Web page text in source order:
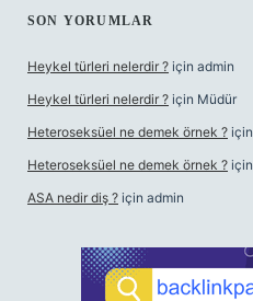
SON YORUMLAR
Heykel türleri nelerdir ? için admin
Heykel türleri nelerdir ? için Müdür
Heteroseksüel ne demek örnek ? için
Heteroseksüel ne demek örnek ? için
ASA nedir diş ? için admin